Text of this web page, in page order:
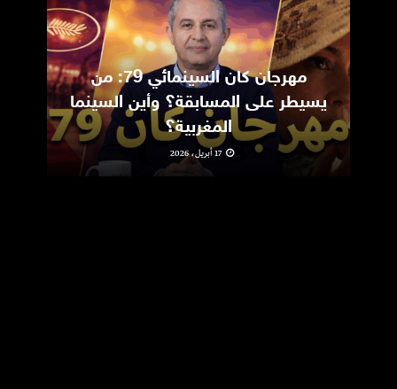
مهرجان كان السينمائي 79: من
يسيطر على المسابقة؟ وأين السينما
المغربية؟
17 أبريل، 2026